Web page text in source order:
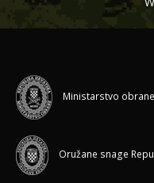
Ministarstvo obrane
Oružane snage